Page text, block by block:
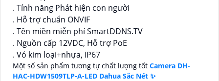
. Tính năng Phát hiện con người
. Hỗ trợ chuẩn ONVIF
. Tên miền miễn phí SmartDDNS.TV
. Nguồn cấp 12VDC, Hỗ trợ PoE
. Vỏ kim loại+nhựa, IP67
Một số sản phẩm tương tự chất lượng tốt Camera DH-
HAC-HDW1509TLP-A-LED Dahua Sắc Nét ✨